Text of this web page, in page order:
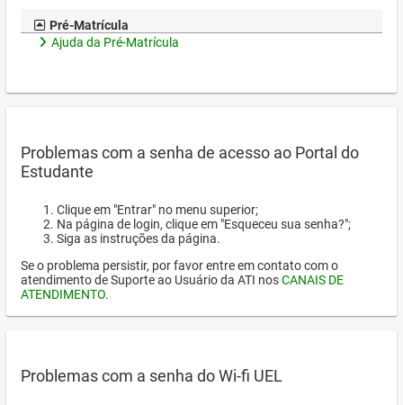
Pré-Matrícula
Ajuda da Pré-Matrícula
Problemas com a senha de acesso ao Portal do
Estudante
Clique em "Entrar" no menu superior;
Na página de login, clique em "Esqueceu sua senha?";
Siga as instruções da página.
Se o problema persistir, por favor entre em contato com o
atendimento de Suporte ao Usuário da ATI nosCANAIS DE
ATENDIMENTO.
Problemas com a senha do Wi-fi UEL